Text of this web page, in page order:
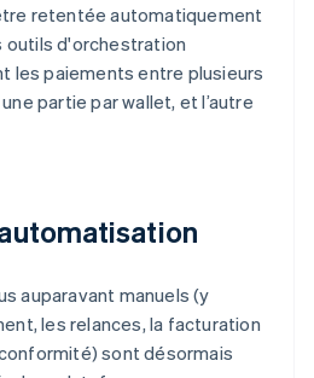
retentée automatiquement
outils d'orchestration
les paiements entre plusieurs
partie par wallet, et l’autre
auparavant manuels (y
les relances, la facturation
sont désormais